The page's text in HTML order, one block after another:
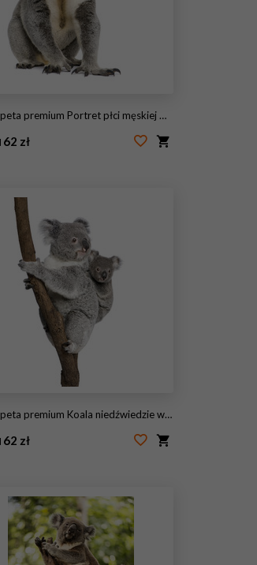
premium Portret płci męskiej Miś Koala, przed białym tle
62 zł
premium Koala niedźwiedzie wspinaczka drzewo, przed białym tle
62 zł